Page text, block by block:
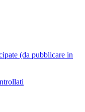
(da pubblicare in